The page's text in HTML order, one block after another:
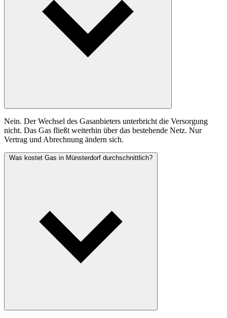
Nein. Der Wechsel des Gasanbieters unterbricht die Versorgung
nicht. Das Gas fließt weiterhin über das bestehende Netz. Nur
Vertrag und Abrechnung ändern sich.
Was kostet Gas in Münsterdorf durchschnittlich?